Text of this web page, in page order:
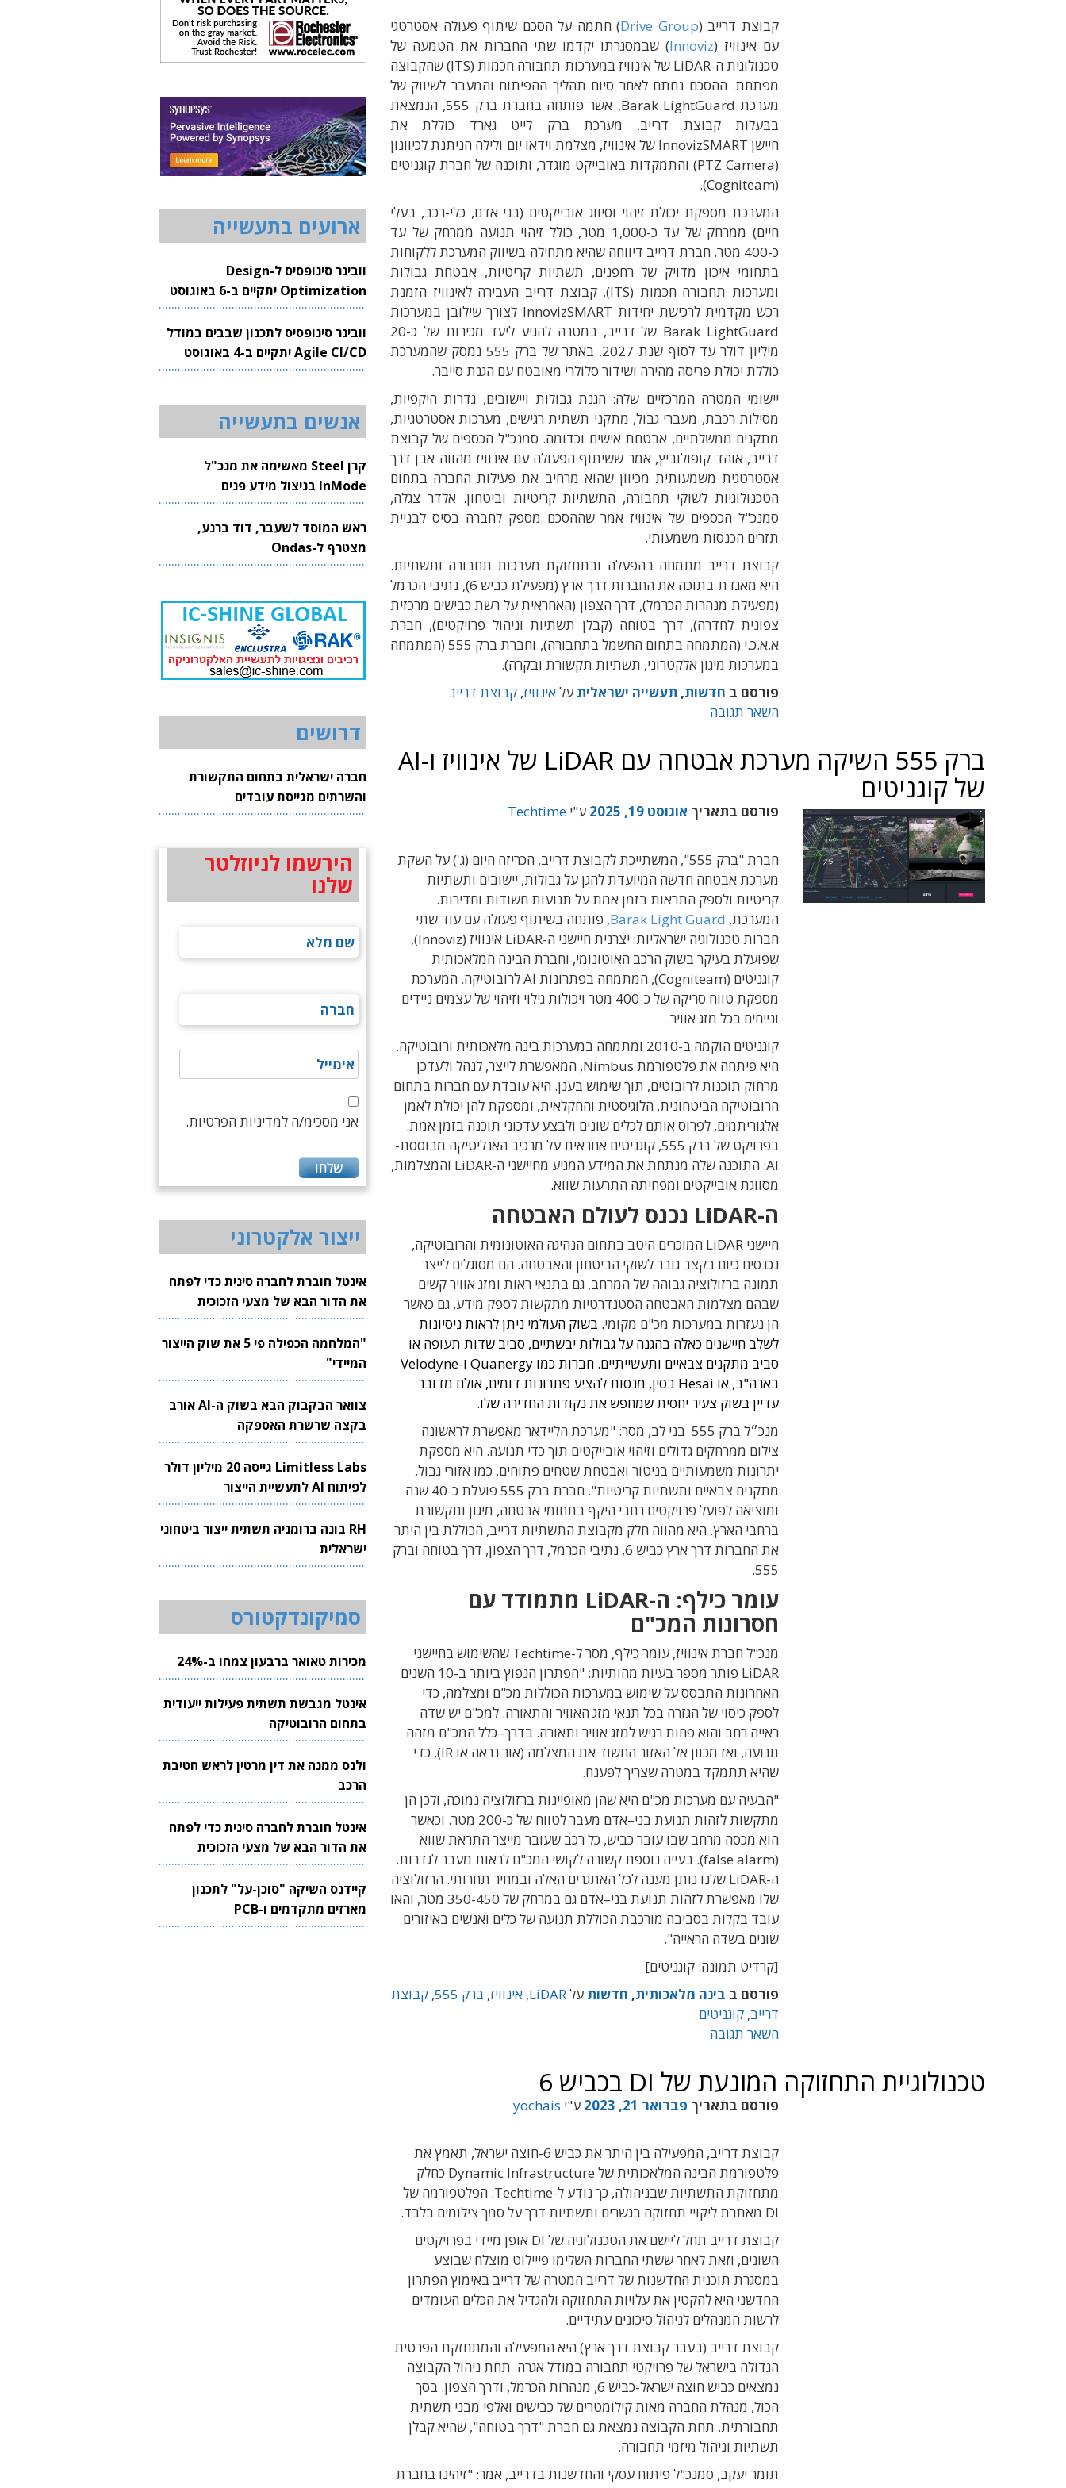
קבוצת דרייב (Drive Group) חתמה על הסכם שיתוף פעולה אסטרטגי
עם אינוויז (Innoviz) שבמסגרתו יקדמו שתי החברות את הטמעה של
טכנולוגית ה-LiDAR של אינוויז במערכות תחבורה חכמות (ITS) שהקבוצה
מפתחת. ההסכם נחתם לאחר סיום תהליך ההפיתוח והמעבר לשיווק של
מערכת Barak LightGuard, אשר פותחה בחברת ברק 555, הנמצאת
בבעלות קבוצת דרייב. מערכת ברק לייט גארד כוללת את
חיישן InnovizSMART של אינוויז, מצלמת וידאו יום ולילה הניתנת לכיוונון
(PTZ Camera) והתמקדות באובייקט מוגדר, ותוכנה של חברת קוגניטים
(Cogniteam).
המערכת מספקת יכולת זיהוי וסיווג אובייקטים (בני אדם, כלי-רכב, בעלי
חיים) ממרחק של עד כ-1,000 מטר, כולל זיהוי תנועה ממרחק של עד
כ-400 מטר. חברת דרייב דיווחה שהיא מתחילה בשיווק המערכת ללקוחות
בתחומי איכון מדויק של רחפנים, תשתיות קריטיות, אבטחת גבולות
ומערכות תחבורה חכמות (ITS). קבוצת דרייב העבירה לאינוויז הזמנת
רכש מקדמית לרכישת יחידות InnovizSMART לצורך שילובן במערכות
Barak LightGuard של דרייב, במטרה להגיע ליעד מכירות של כ-20
מיליון דולר עד לסוף שנת 2027. באתר של ברק 555 נמסק שהמערכת
כוללת יכולת פריסה מהירה ושידור סלולרי מאובטח עם הגנת סייבר.
יישומי המטרה המרכזיים שלה: הגנת גבולות ויישובים, גדרות היקפיות,
מסילות רכבת, מעברי גבול, מתקני תשתית רגישים, מערכות אסטרטגיות,
מתקנים ממשלתיים, אבטחת אישים וכדומה. סמנכ"ל הכספים של קבוצת
דרייב, אוהד קופולוביץ, אמר ששיתוף הפעולה עם אינוויז מהווה אבן דרך
אסטרטגית משמעותית מכיוון שהוא מרחיב את פעילות החברה בתחום
הטכנולוגיות לשוקי תחבורה, התשתיות קריטיות וביטחון. אלדר צגלה,
סמנכ"ל הכספים של אינוויז אמר שההסכם מספק לחברה בסיס לבניית
תזרים הכנסות משמעותי.
קבוצת דרייב מתמחה בהפעלה ובתחזוקת מערכות תחבורה ותשתיות.
היא מאגדת בתוכה את החברות דרך ארץ (מפעילת כביש 6), נתיבי הכרמל
(מפעילת מנהרות הכרמל), דרך הצפון (האחראית על רשת כבישים מרכזית
צפונית לחדרה), דרך בטוחה (קבלן תשתיות וניהול פרויקטים), חברת
א.א.כ.י (המתמחה בתחום החשמל בתחבורה), וחברת ברק 555 (המתמחה
במערכות מיגון אלקטרוני, תשתיות תקשורת ובקרה).
פורסם ב חדשות, תעשייה ישראלית עלאינוויז, קבוצת דרייב
השאר תגובה
ברק 555 השיקה מערכת אבטחה עם LiDAR של אינוויז ו-AI
של קוגניטים
פורסם בתאריך אוגוסט 19, 2025 ע"י Techtime
חברת "ברק 555", המשתייכת לקבוצת דרייב, הכריזה היום (ג') על השקת
מערכת אבטחה חדשה המיועדת להגן על גבולות, יישובים ותשתיות
קריטיות ולספק התראות בזמן אמת על תנועות חשודות וחדירות.
המערכת, Barak Light Guard, פותחה בשיתוף פעולה עם עוד שתי
חברות טכנולוגיה ישראליות: יצרנית חיישני ה-LiDAR אינוויז (Innoviz),
שפועלת בעיקר בשוק הרכב האוטונומי, וחברת הבינה המלאכותית
קוגניטים (Cogniteam), המתמחה בפתרונות AI לרובוטיקה. המערכת
מספקת טווח סריקה של כ-400 מטר ויכולות גילוי וזיהוי של עצמים ניידים
ונייחים בכל מזג אוויר.
קוגניטים הוקמה ב-2010 ומתמחה במערכות בינה מלאכותית ורובוטיקה.
היא פיתחה את פלטפורמת Nimbus, המאפשרת לייצר, לנהל ולעדכן
מרחוק תוכנות לרובוטים, תוך שימוש בענן. היא עובדת עם חברות בתחום
הרובוטיקה הביטחונית, הלוגיסטית והחקלאית, ומספקת להן יכולת לאמן
אלגוריתמים, לפרוס אותם לכלים שונים ולבצע עדכוני תוכנה בזמן אמת.
בפרויקט של ברק 555, קוגניטים אחראית על מרכיב האנליטיקה מבוססת-
AI: התוכנה שלה מנתחת את המידע המגיע מחיישני ה-LiDAR והמצלמות,
מסווגת אובייקטים ומפחיתה התרעות שווא.
ה-LiDAR נכנס לעולם האבטחה
חיישני LiDAR המוכרים היטב בתחום הנהיגה האוטונומית והרובוטיקה,
נכנסים כיום בקצב גובר לשוקי הביטחון והאבטחה. הם מסוגלים לייצר
תמונה ברזולוציה גבוהה של המרחב, גם בתנאי ראות ומזג אוויר קשים
שבהם מצלמות האבטחה הסטנדרטיות מתקשות לספק מידע, גם כאשר
הן נעזרות במערכות מכ"ם מקומי. בשוק העולמי ניתן לראות ניסיונות
לשלב חיישנים כאלה בהגנה על גבולות יבשתיים, סביב שדות תעופה או
סביב מתקנים צבאיים ותעשייתיים. חברות כמו Quanergy ו-Velodyne
בארה"ב, או Hesai בסין, מנסות להציע פתרונות דומים, אולם מדובר
עדיין בשוק צעיר יחסית שמחפש את נקודות החדירה שלו.
מנכ״ל ברק 555 בני לב, מסר: "מערכת הליידאר מאפשרת לראשונה
צילום ממרחקים גדולים וזיהוי אובייקטים תוך כדי תנועה. היא מספקת
יתרונות משמעותיים בניטור ואבטחת שטחים פתוחים, כמו אזורי גבול,
מתקנים צבאיים ותשתיות קריטיות". חברת ברק 555 פועלת כ-40 שנה
ומוציאה לפועל פרויקטים רחבי היקף בתחומי אבטחה, מיגון ותקשורת
ברחבי הארץ. היא מהווה חלק מקבוצת התשתיות דרייב, הכוללת בין היתר
את החברות דרך ארץ כביש 6, נתיבי הכרמל, דרך הצפון, דרך בטוחה וברק
555.
עומר כילף: ה-LiDAR מתמודד עם
חסרונות המכ"ם
מנכ"ל חברת אינוויז, עומר כילף, מסר ל-Techtime
שהשימוש בחיישני
LiDAR פותר מספר בעיות מהותיות: "הפתרון הנפוץ ביותר ב-10
השנים
האחרונות התבסס על שימוש במערכות הכוללות מכ"ם ומצלמה, כדי
לספק כיסוי של הגזרה בכל תנאי מזג האוויר והתאורה. למכ"ם יש שדה
ראייה רחב והוא פחות רגיש למזג אוויר ותאורה. בדרך–כלל המכ"ם מזהה
תנועה, ואז מכוון אל האזור החשוד את המצלמה (אור נראה או IR),
כדי
שהיא תתמקד במטרה שצריך לפענח.
"הבעיה עם מערכות מכ"ם היא שהן מאופיינות ברזולוציה נמוכה, ולכן הן
מתקשות לזהות תנועת בני–אדם מעבר לטווח של כ-200 מטר. וכאשר
הוא מכסה מרחב שבו עובר כביש, כל רכב שעובר מייצר התראת שווא
(false alarm).
בעייה נוספת קשורה לקושי המכ"ם לראות מעבר לגדרות.
ה-LiDAR שלנו נותן מענה לכל האתגרים האלה ובמחיר תחרותי. הרזולוציה
שלו מאפשרת לזהות תנועת בני–אדם גם במרחק של 350-450 מטר, והאו
עובד בקלות בסביבה מורכבת הכוללת תנועה של כלים ואנשים באיזורים
שונים בשדה הראייה".
[קרדיט תמונה: קוגניטים]
פורסם ב בינה מלאכותית, חדשות על LiDAR
, אינוויז, ברק 555 , קבוצת
דרייב, קוגניטים
השאר תגובה
טכנולוגיית התחזוקה המונעת של DI בכביש 6
פורסם בתאריך פברואר 21, 2023 ע"י yochais
קבוצת דרייב
, המפעילה בין היתר את כביש 6-חוצה ישראל, תאמץ את
פלטפורמת הבינה המלאכותית של Dynamic Infrastructure כחלק
מתחזוקת התשתיות שבניהולה, כך נודע ל-Techtime. הפלטפורמה של
DI מאתרת ליקויי תחזוקה בגשרים ותשתיות דרך על סמך צילומים בלבד.
קבוצת דרייב תחל ליישם את הטכנולוגיה של DI
אופן מיידי בפרויקטים
השונים, וזאת לאחר ששתי החברות השלימו פייילוט מוצלח שבוצע
במסגרת תוכנית החדשנות של דרייב המטרה של דרייב באימוץ הפתרון
החדשני היא להקטין את עלויות התחזוקה ולהגדיל את הכלים העומדים
לרשות המנהלים לניהול סיכונים עתידיים.
קבוצת דרייב (בעבר קבוצת דרך ארץ) היא המפעילה והמתחזקת הפרטית
הגדולה בישראל של פרויקטי תחבורה במודל אגרה. תחת ניהול הקבוצה
נמצאים כביש חוצה ישראל-כביש 6, מנהרות הכרמל , ודרך הצפון. בסך
הכול, מנהלת החברה מאות קילומטרים של כבישים ואלפי מבני תשתית
תחבורתית. תחת הקבוצה נמצאת גם חברת "דרך בטוחה", שהיאקבלן
תשתיות וניהול מיזמי תחבורה.
תומר יעקב, סמנכ"ל פיתוח עסקי והחדשנות בדרייב, אמר: "זיהינו בחברת
ארועים בתעשייה
וובינר סינופסיס ל-Design
Optimization יתקיים ב-6 באוגוסט
2026
וובינר סינופסיס לתכנון שבבים במודל
Agile CI/CD יתקיים ב-4 באוגוסט
2026
אנשים בתעשייה
קרן Steel מאשימה את מנכ"ל
InMode בניצול מידע פנים
ראש המוסד לשעבר, דוד ברנע,
מצטרף ל-Ondas
דרושים
חברה ישראלית בתחום התקשורת
והשרתים מגייסת עובדים
הירשמו לניוזלטר
שלנו
אני מסכימ/ה למדיניות הפרטיות.
ייצור אלקטרוני
אינטל חוברת לחברה סינית כדי לפתח
את הדור הבא של מצעי הזכוכית
לשבבים
"המלחמה הכפילה פי 5 את שוק הייצור
המיידי"
צוואר הבקבוק הבא בשוק ה-AI אורב
בקצה שרשרת האספקה
Limitless Labs גייסה 20 מיליון דולר
לפיתוח AI לתעשיית הייצור
RH בונה ברומניה תשתית ייצור ביטחוני
ישראלית
סמיקונדקטורס
מכירות טאואר ברבעון צמחו ב-24%
אינטל מגבשת תשתית פעילות ייעודית
בתחום הרובוטיקה
ולנס ממנה את דין מרטין לראש חטיבת
הרכב
אינטל חוברת לחברה סינית כדי לפתח
את הדור הבא של מצעי הזכוכית
לשבבים
קיידנס השיקה "סוכן-על" לתכנון
מארזים מתקדמים ו-PCB